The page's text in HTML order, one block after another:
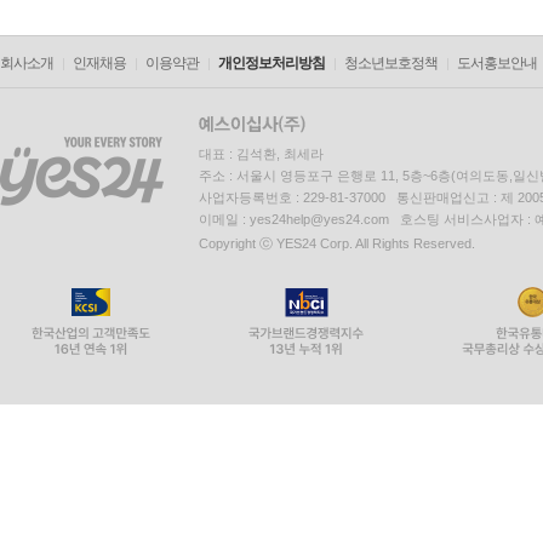
회사소개 인재채용 이용약관 개인정보처리방침 청소년보호정책 도서홍보안내
대표 : 김석환, 최세라
주소 : 서울시 영등포구 은행로 11, 5층~6층(여의도동,일신
사업자등록번호 : 229-81-37000 통신판매업신고 : 제
이메일 : yes24help@yes24.com 호스팅 서비스사업자 :
Copyright ⓒ YES24 Corp. All Rights Reserved.